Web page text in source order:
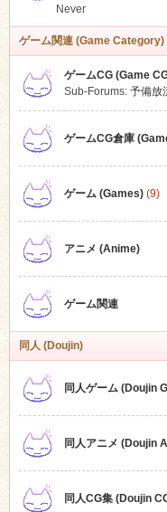
Never
ゲーム関連 (Game Category)
ゲームCG (Game
Sub-Forums: 予備放
ゲームCG倉庫
ゲーム (Games)(9)
アニメ (Anime)
ゲーム関連
同人 (Doujin)
同人ゲーム (Doujin
同人アニメ (Doujin
同人CG集 (Doujin